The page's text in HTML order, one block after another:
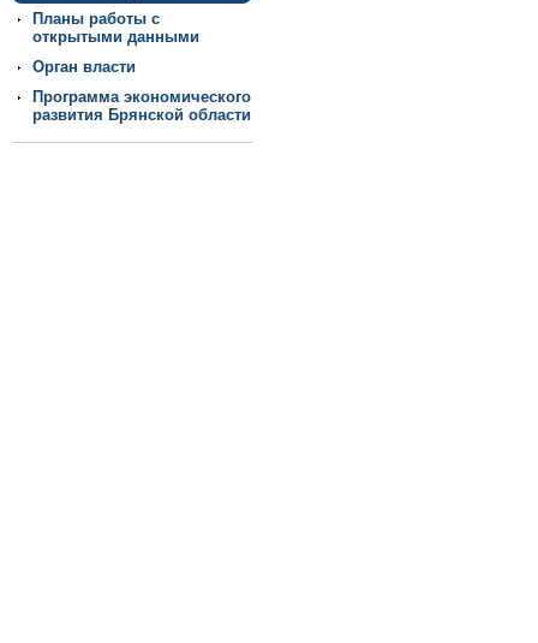
Планы работы с
открытыми данными
Орган власти
Программа экономического
развития Брянской области